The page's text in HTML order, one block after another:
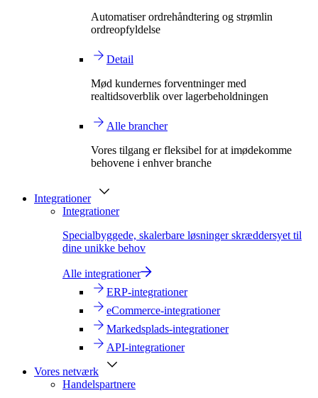
Automatiser ordrehåndtering og strømlin
ordreopfyldelse
Detail
Mød kundernes forventninger med
realtidsoverblik over lagerbeholdningen
Alle brancher
Vores tilgang er fleksibel for at imødekomme
behovene i enhver branche
Integrationer
Integrationer
Specialbyggede, skalerbare løsninger skræddersyet til
dine unikke behov
Alle integrationer
ERP-integrationer
eCommerce-integrationer
Markedsplads-integrationer
API-integrationer
Vores netværk
Handelspartnere